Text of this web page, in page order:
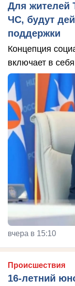
Для жителей
ЧС, будут
поддержки
Концепция
включает в
вчера в 15:10
Происшествия
16-летний